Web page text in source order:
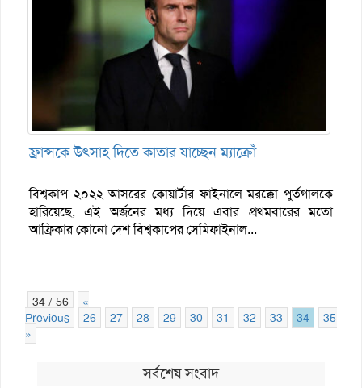
ফ্রান্সকে উৎসাহ দিতে কাতার যাচ্ছেন ম্যাক্রোঁ
বিশ্বকাপ ২০২২ আসরের কোয়ার্টার ফাইনালে মরক্কো পুর্তগালকে
হারিয়েছে, এই অর্জনের মধ্য দিয়ে এবার প্রথমবারের মতো
আফ্রিকার কোনো দেশ বিশ্বকাপের সেমিফাইনাল...
34 / 56
«
Previous
26 27 28 29 30 31 32 33 34 35
»
সর্বশেষ সংবাদ